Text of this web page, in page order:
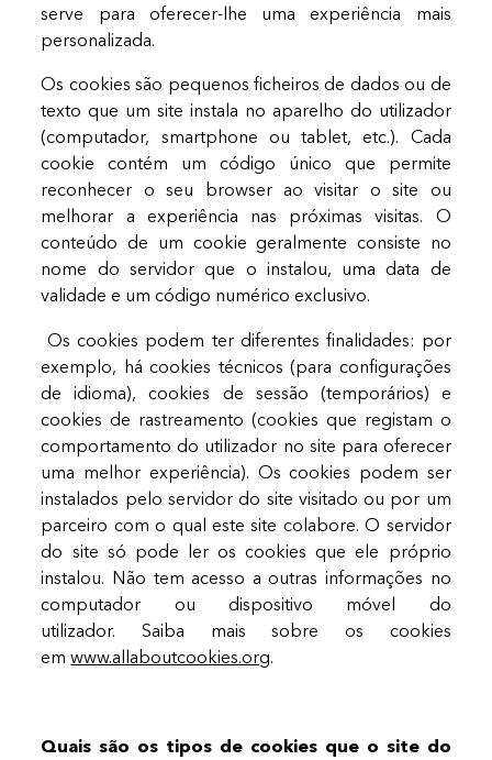
serve para oferecer-lhe uma experiência mais
personalizada.
Os cookies são pequenos ficheiros de dados ou de
texto que um site instala no aparelho do utilizador
(computador, smartphone ou tablet, etc.). Cada
cookie contém um código único que permite
reconhecer o seu browser ao visitar o site ou
melhorar a experiência nas próximas visitas. O
conteúdo de um cookie geralmente consiste no
nome do servidor que o instalou, uma data de
validade e um código numérico exclusivo.
Os cookies podem ter diferentes finalidades: por
exemplo, há cookies técnicos (para configurações
de idioma), cookies de sessão (temporários) e
cookies de rastreamento (cookies que registam o
comportamento do utilizador no site para oferecer
uma melhor experiência). Os cookies podem ser
instalados pelo servidor do site visitado ou por um
parceiro com o qual este site colabore. O servidor
do site só pode ler os cookies que ele próprio
instalou. Não tem acesso a outras informações no
computador ou dispositivo móvel do
utilizador. Saiba mais sobre os cookies
emwww.allaboutcookies.org.
Quais são os tipos de cookies que o site do